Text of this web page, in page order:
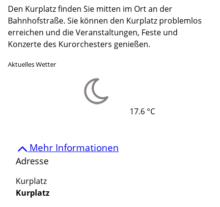
Aktuelles Wetter
17.6 °C
Den Kurplatz finden Sie mitten im Ort an der
Bahnhofstraße. Sie können den Kurplatz problemlos
erreichen und die Veranstaltungen, Feste und
Konzerte des Kurorchesters genießen.
Mehr Informationen
Adresse
Kurplatz
Kurplatz